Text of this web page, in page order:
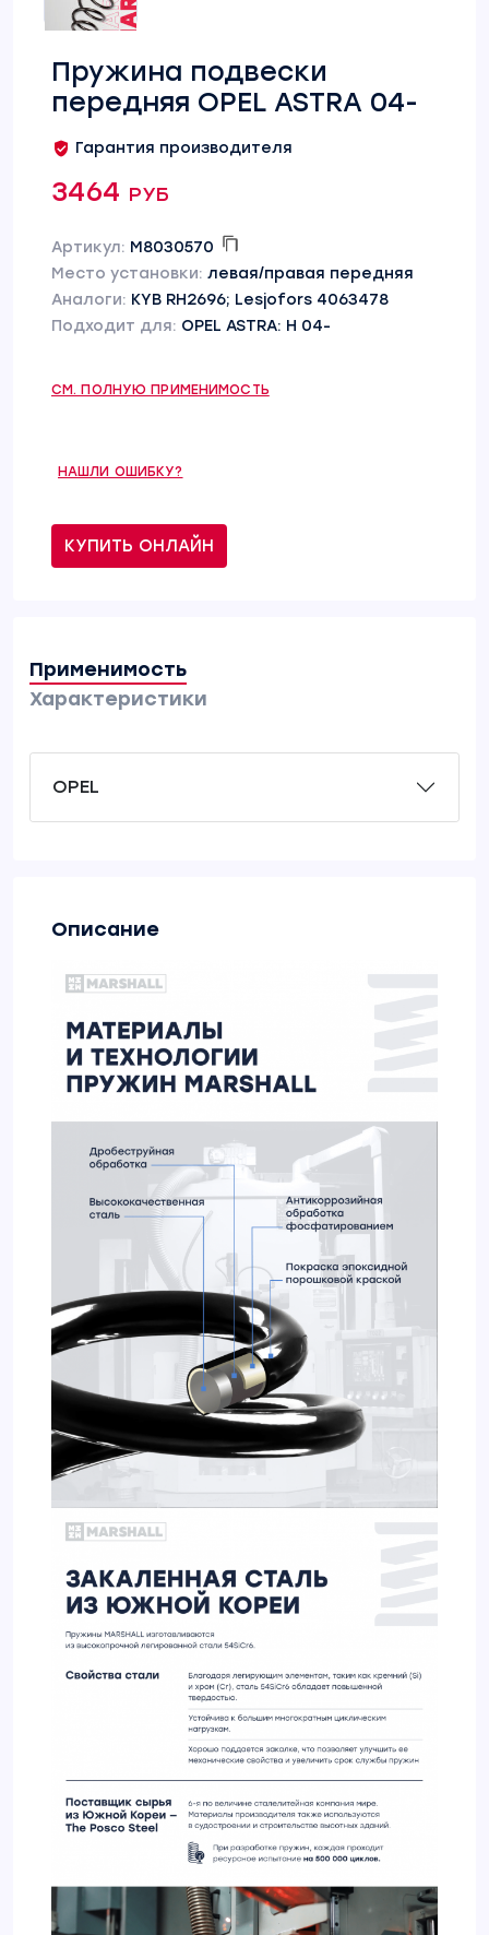
Пружина подвески
передняя OPEL ASTRA 04-
Гарантия производителя
3464 руб
Артикул: M8030570
Место установки: левая/правая передняя
Аналоги: KYB RH2696; Lesjofors 4063478
Подходит для: OPEL ASTRA: H 04-
СМ. ПОЛНУЮ ПРИМЕНИМОСТЬ
НАШЛИ ОШИБКУ?
КУПИТЬ ОНЛАЙН
Применимость
Характеристики
OPEL
Описание